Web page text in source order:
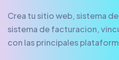
Crea tu sitio web, sistema
sistema de facturacion,
con las principales